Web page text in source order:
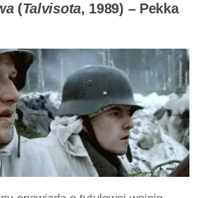
(Talvisota, 1989) – Pekka